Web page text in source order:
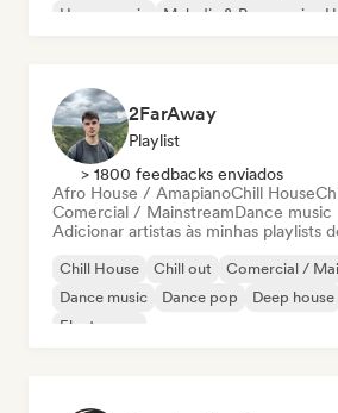
House music
Melodic & Progressive
2FarAway
Playlist
> 1800 feedbacks enviados
Afro House / AmapianoChill House
Comercial / MainstreamDance music
Adicionar artistas às minhas playlists
Chill House Chill out
Comercial /
Dance music
Dance pop Deep house
Electropop